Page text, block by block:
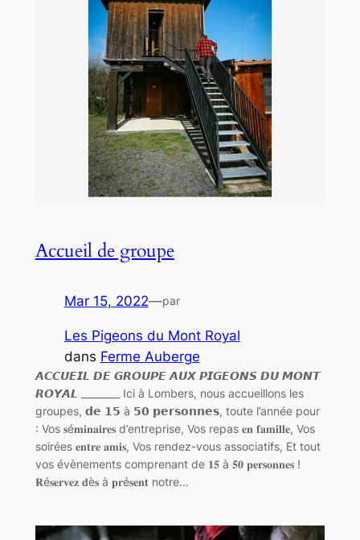
Accueil de groupe
Mar 15, 2022—par
Les Pigeons du Mont Royal
dans Ferme Auberge
𝘼𝘾𝘾𝙐𝙀𝙄𝙇 𝘿𝙀 𝙂𝙍𝙊𝙐𝙋𝙀 𝘼𝙐𝙓 𝙋𝙄𝙂𝙀𝙊𝙉𝙎 𝘿𝙐 𝙈𝙊𝙉𝙏
𝙍𝙊𝙔𝘼𝙇 ________ Ici à Lombers, nous accueillons les
groupes, 𝗱𝗲 𝟭𝟱 à 𝟱𝟬 𝗽𝗲𝗿𝘀𝗼𝗻𝗻𝗲𝘀, toute l’année pour
: Vos 𝐬é𝐦𝐢𝐧𝐚𝐢𝐫𝐞𝐬 d’entreprise, Vos repas 𝐞𝐧 𝐟𝐚𝐦𝐢𝐥𝐥𝐞, Vos
soirées 𝐞𝐧𝐭𝐫𝐞 𝐚𝐦𝐢𝐬, Vos rendez-vous associatifs, Et tout
vos évènements comprenant de 𝟏𝟓 à 𝟓𝟎 𝐩𝐞𝐫𝐬𝐨𝐧𝐧𝐞𝐬 !
𝐑é𝐬𝐞𝐫𝐯𝐞𝐳 𝐝è𝐬 à 𝐩𝐫é𝐬𝐞𝐧𝐭 notre…